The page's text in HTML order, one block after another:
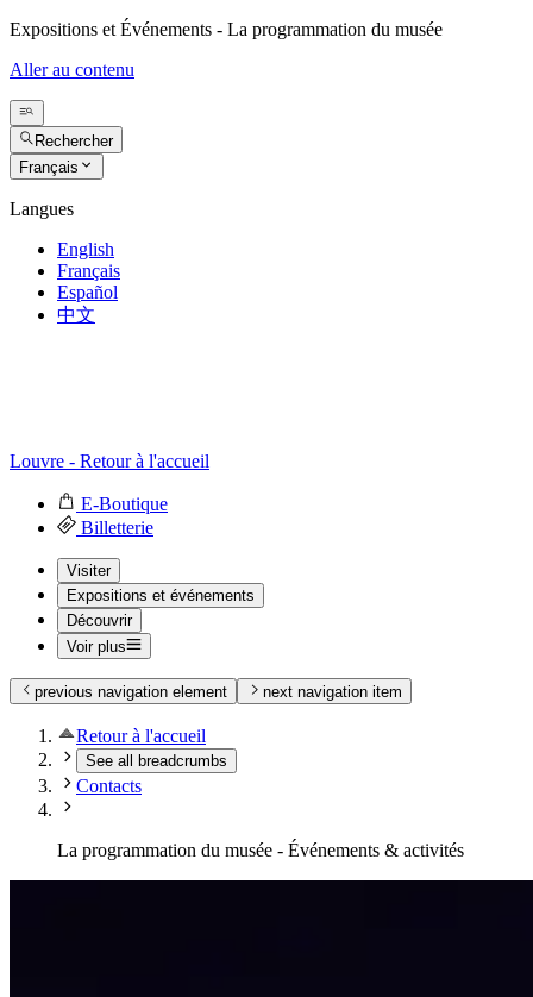
Expositions et Événements - La programmation du musée
Aller au contenu
Rechercher
Français
Langues
English
Français
Español
中文
Louvre - Retour à l'accueil
E-Boutique
Billetterie
Visiter
Expositions et événements
Découvrir
Voir plus
previous navigation element next navigation item
Retour à l'accueil
See all breadcrumbs
Contacts
La programmation du musée - Événements & activités